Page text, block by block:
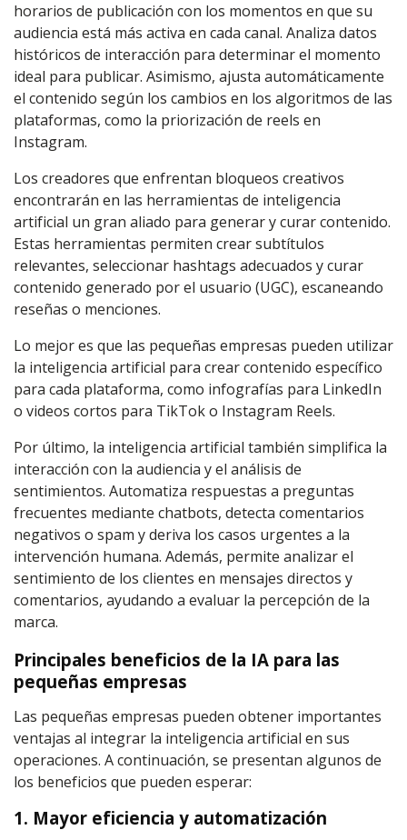
horarios de publicación con los momentos en que su
audiencia está más activa en cada canal. Analiza datos
históricos de interacción para determinar el momento
ideal para publicar. Asimismo, ajusta automáticamente
el contenido según los cambios en los algoritmos de las
plataformas, como la priorización de reels en
Instagram.
Los creadores que enfrentan bloqueos creativos
encontrarán en las herramientas de inteligencia
artificial un gran aliado para generar y curar contenido.
Estas herramientas permiten crear subtítulos
relevantes, seleccionar hashtags adecuados y curar
contenido generado por el usuario (UGC), escaneando
reseñas o menciones.
Lo mejor es que las pequeñas empresas pueden utilizar
la inteligencia artificial para crear contenido específico
para cada plataforma, como infografías para LinkedIn
o videos cortos para TikTok o Instagram Reels.
Por último, la inteligencia artificial también simplifica la
interacción con la audiencia y el análisis de
sentimientos. Automatiza respuestas a preguntas
frecuentes mediante chatbots, detecta comentarios
negativos o spam y deriva los casos urgentes a la
intervención humana. Además, permite analizar el
sentimiento de los clientes en mensajes directos y
comentarios, ayudando a evaluar la percepción de la
marca.
Principales beneficios de la IA para las
pequeñas empresas
Las pequeñas empresas pueden obtener importantes
ventajas al integrar la inteligencia artificial en sus
operaciones. A continuación, se presentan algunos de
los beneficios que pueden esperar:
1. Mayor eficiencia y automatización